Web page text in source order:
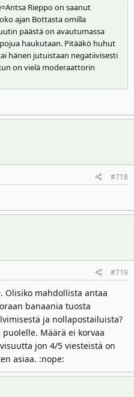
Rieppo on saanut
ajan Bottasta omilla
päästä on avautumassa
haukutaan. Pitääkö huhut
hänen jutuistaan negatiivisesti
on vielä moderaattorin
#718
#719
Olisiko mahdollista antaa
banaania tuosta
ja nollapostailuista?
Määrä ei korvaa
jon 4/5 viesteistä on
asiaa. :nope: